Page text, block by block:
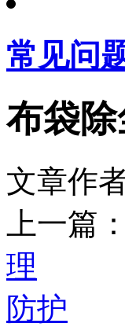
常见问
布袋
文章作
上一篇：
理 下
防护